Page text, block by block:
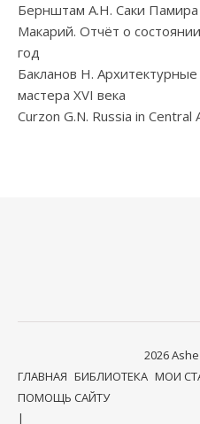
Бернштам А.Н. Саки Памира
Макарий. Отчёт о
год
Бакланов Н.
мастера XVI века
Curzon G.N. Russia in Central
2026
ГЛАВНАЯ БИБЛИОТЕКА МОИ
ПОМОЩЬ САЙТУ